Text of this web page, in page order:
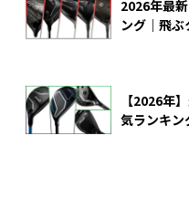
2026年最
ング｜飛
【2026年
気ランキン